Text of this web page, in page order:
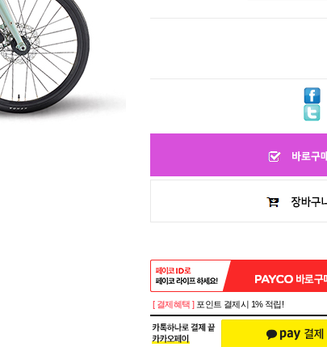
[ 결제혜택 ] 포인트 결제시 1% 적립!